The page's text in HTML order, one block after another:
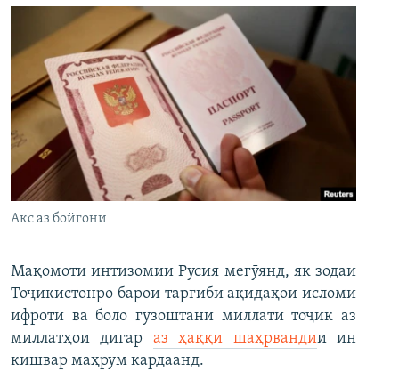
Акс аз бойгонӣ
Мақомоти интизомии Русия мегӯянд, як зодаи
Тоҷикистонро барои тарғиби ақидаҳои исломи
ифротӣ ва боло гузоштани миллати тоҷик аз
миллатҳои дигар аз ҳаққи шаҳрвандии ин
кишвар маҳрум кардаанд.